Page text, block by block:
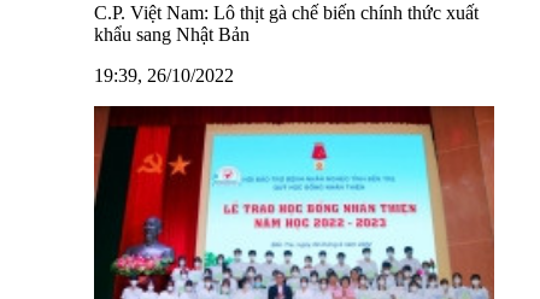
C.P. Việt Nam: Lô thịt gà chế biến chính thức xuất
khẩu sang Nhật Bản
19:39, 26/10/2022